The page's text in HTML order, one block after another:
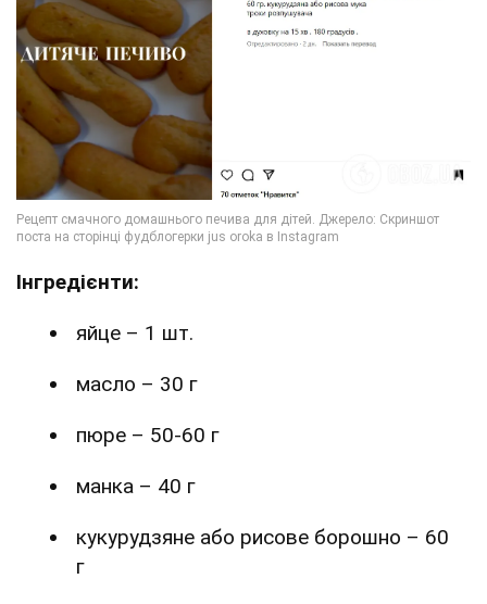
Інгредієнти:
яйце – 1 шт.
масло – 30 г
пюре – 50-60 г
манка – 40 г
кукурудзяне або рисове борошно – 60
г